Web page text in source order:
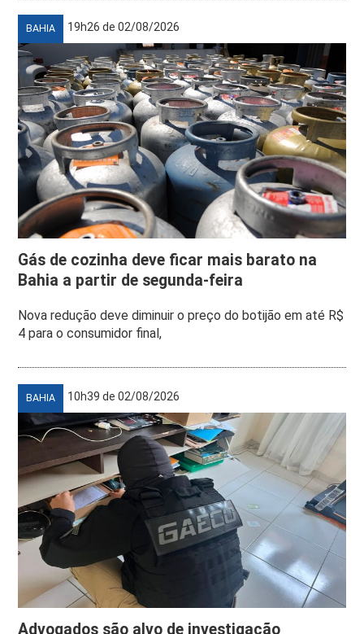
BAHIA 19h26 de 02/08/2026
Gás de cozinha deve ficar mais barato na
Bahia a partir de segunda-feira
Nova redução deve diminuir o preço do botijão em até R$
4 para o consumidor final,
BAHIA 10h39 de 02/08/2026
Advogados são alvo de investigação